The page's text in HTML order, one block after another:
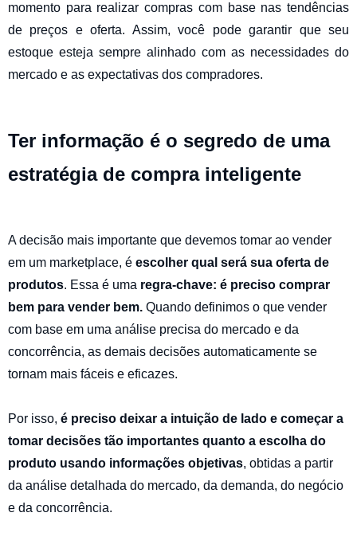
momento para realizar compras com base nas tendências
de preços e oferta. Assim, você pode garantir que seu
estoque esteja sempre alinhado com as necessidades do
mercado e as expectativas dos compradores.
Ter informação é o segredo de uma
estratégia de compra inteligente
A decisão mais importante que devemos tomar ao vender
em um marketplace, é escolher qual será sua oferta de
produtos. Essa é uma regra-chave: é preciso comprar
bem para vender bem. Quando definimos o que vender
com base em uma análise precisa do mercado e da
concorrência, as demais decisões automaticamente se
tornam mais fáceis e eficazes.
Por isso, é preciso deixar a intuição de lado e começar a
tomar decisões tão importantes quanto a escolha do
produto usando informações objetivas, obtidas a partir
da análise detalhada do mercado, da demanda, do negócio
e da concorrência.